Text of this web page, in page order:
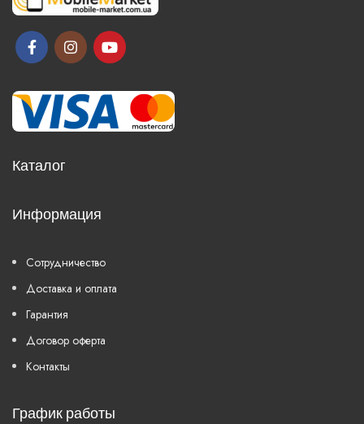
Каталог
Информация
Сотрудничество
Доставка и оплата
Гарантия
Договор оферта
Контакты
График работы